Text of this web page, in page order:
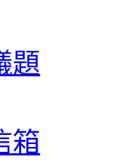
題
箱